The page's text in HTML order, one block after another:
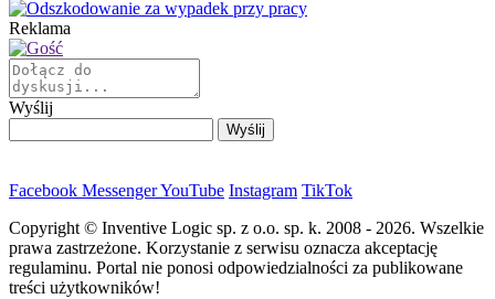
Reklama
Wyślij
Facebook MessengerYouTube Instagram TikTok
Copyright © Inventive Logic sp. z o.o. sp. k. 2008 - 2026. Wszelkie
prawa zastrzeżone. Korzystanie z serwisu oznacza akceptację
regulaminu. Portal nie ponosi odpowiedzialności za publikowane
treści użytkowników!